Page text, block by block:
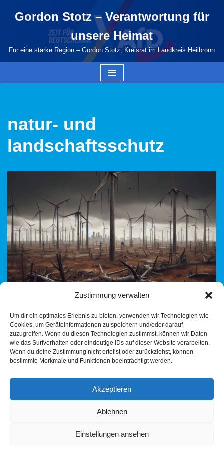
Zustimmung verwalten
Um dir ein optimales Erlebnis zu bieten, verwenden wir Technologien wie
Cookies, um Geräteinformationen zu speichern und/oder darauf
zuzugreifen. Wenn du diesen Technologien zustimmst, können wir Daten
wie das Surfverhalten oder eindeutige IDs auf dieser Website verarbeiten.
Wenn du deine Zustimmung nicht erteilst oder zurückziehst, können
bestimmte Merkmale und Funktionen beeinträchtigt werden.
Akzeptieren
Ablehnen
Einstellungen ansehen
springen
Gordon Stotz – Verantwortung für
unsere Heimat
Für eine starke Region – Gordon Stotz, Kreisrat im Landkreis Heilbronn
natur- und
landschaftsschutz
3. Juni 2025 Windkraft Wildwuchs? Fehlende Koordination
zwischen Gemeinden und Regionalverband? Windkraft
Wildwuchs droht im Landkreis Heilbronn. Zahlreiche Projekte
außerhalb der vorgesehenen Vorrangflächen werfen